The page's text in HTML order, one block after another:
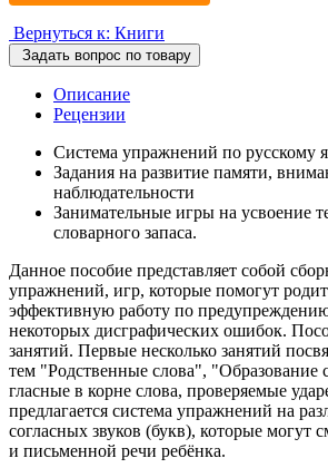
Вернуться к: Книги
Задать вопрос по товару
Описание
Рецензии
Система упражнений по русскому
Задания на развитие памяти,
наблюдательности
Занимательные игры на усвоение
словарного запаса.
Данное пособие представляет собой
упражнений, игр, которые помогут
эффективную работу по
некоторых дисграфических ошибок.
занятий. Первые несколько занятий
тем "Родственные слова", "Образование
гласные в корне слова, проверяемые
предлагается система упражнений на
согласных звуков (букв), которые могут
и письменной речи ребёнка.